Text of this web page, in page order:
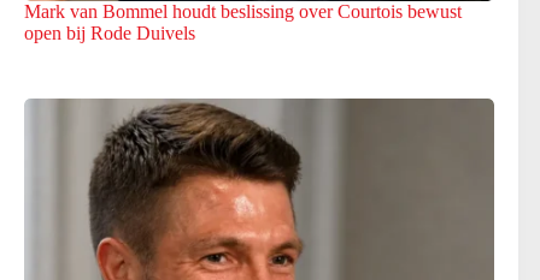
Mark van Bommel houdt beslissing over Courtois bewust
open bij Rode Duivels